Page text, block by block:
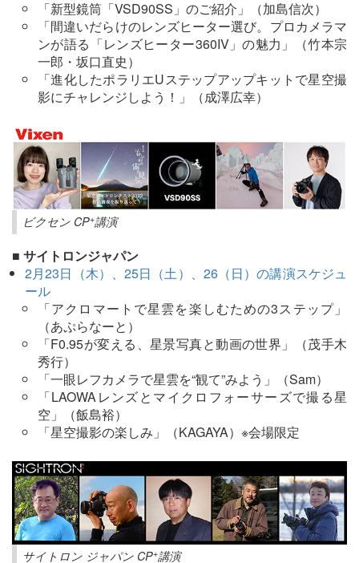
「新型鏡筒「VSD90SS」のご紹介」（加島信次）
「間違いだらけのレンズヒーター選び。プロカメラマ
ンが語る「レンズヒーター360IV」の魅力」（竹本宗
一郎・坂口直史）
「進化したポラリエUステップアップキットで星空撮
影にチャレンジしよう！」（成澤広幸）
ビクセン CP+講演
■ サイトロンジャパン
2月23日（木）、25日（土）、26（日）の講演スケジュ
ール
「アクロマートで星雲を楽しむための3ステップ」
（あぷらなーと）
「F0.95が変える、星景写真と動画の世界」（茂手木
秀行）
「一眼レフカメラで星雲を“観て”みよう」（Sam）
「LAOWAレンズとマイクロフォーサーズで撮る星
空」（飯島裕）
「星空撮影の楽しみ」（KAGAYA）※会場限定
サイトロン ジャパン CP+講演